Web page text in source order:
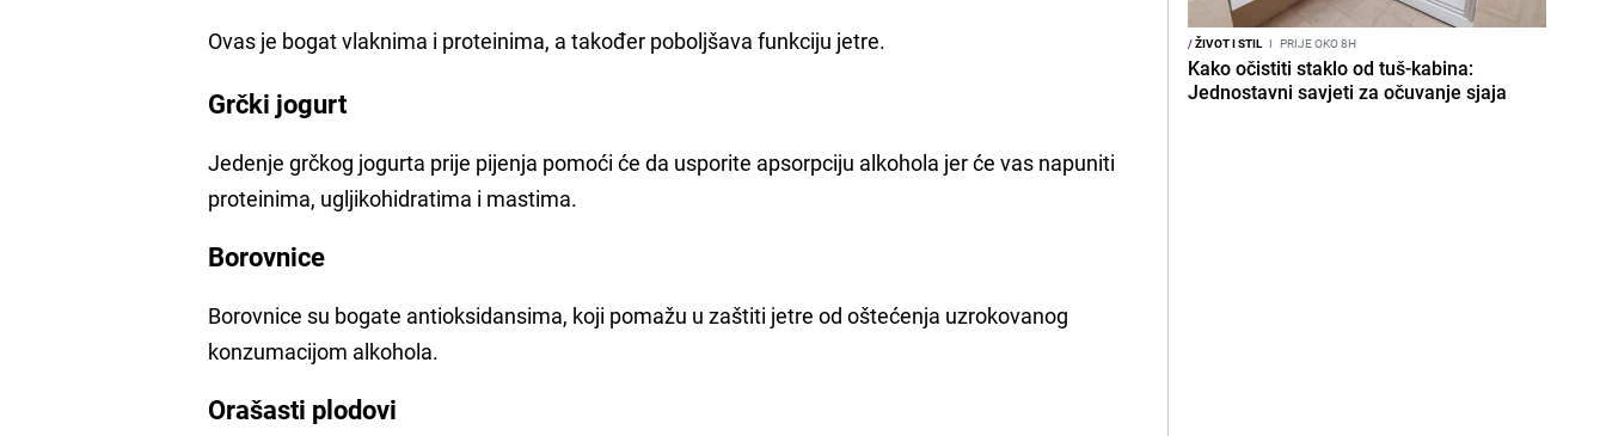
Ovas je bogat vlaknima i proteinima, a također poboljšava funkciju jetre.
Grčki jogurt
Jedenje grčkog jogurta prije pijenja pomoći će da usporite apsorpciju alkohola jer će vas napuniti
proteinima, ugljikohidratima i mastima.
Borovnice
Borovnice su bogate antioksidansima, koji pomažu u zaštiti jetre od oštećenja uzrokovanog
konzumacijom alkohola.
Orašasti plodovi
/ŽIVOT I STIL I PRIJE OKO 8H
Kako očistiti staklo od tuš-kabina:
Jednostavni savjeti za očuvanje sjaja